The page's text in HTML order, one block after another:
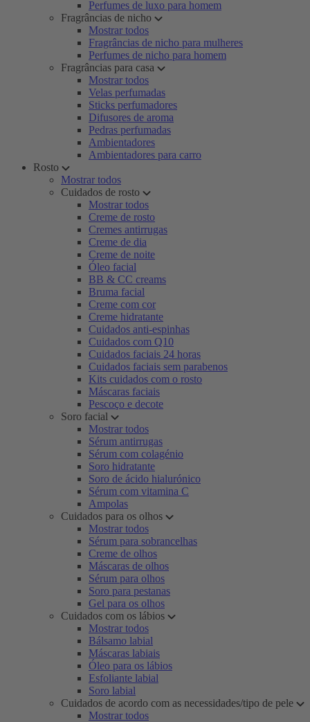
Perfumes de luxo para homem
Fragrâncias de nicho
Mostrar todos
Fragrâncias de nicho para mulheres
Perfumes de nicho para homem
Fragrâncias para casa
Mostrar todos
Velas perfumadas
Sticks perfumadores
Difusores de aroma
Pedras perfumadas
Ambientadores
Ambientadores para carro
Rosto
Mostrar todos
Cuidados de rosto
Mostrar todos
Creme de rosto
Cremes antirrugas
Creme de dia
Creme de noite
Óleo facial
BB & CC creams
Bruma facial
Creme com cor
Creme hidratante
Cuidados anti-espinhas
Cuidados com Q10
Cuidados faciais 24 horas
Cuidados faciais sem parabenos
Kits cuidados com o rosto
Máscaras faciais
Pescoço e decote
Soro facial
Mostrar todos
Sérum antirrugas
Sérum com colagénio
Soro hidratante
Soro de ácido hialurónico
Sérum com vitamina C
Ampolas
Cuidados para os olhos
Mostrar todos
Sérum para sobrancelhas
Creme de olhos
Máscaras de olhos
Sérum para olhos
Soro para pestanas
Gel para os olhos
Cuidados com os lábios
Mostrar todos
Bálsamo labial
Máscaras labiais
Óleo para os lábios
Esfoliante labial
Soro labial
Cuidados de acordo com as necessidades/tipo de pele
Mostrar todos